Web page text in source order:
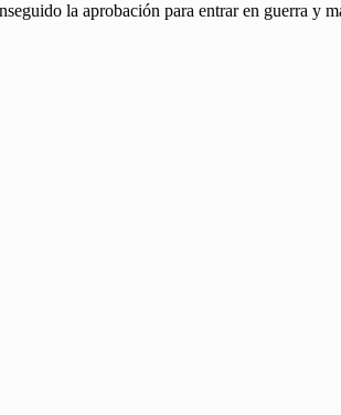
la aprobación para entrar en guerra y